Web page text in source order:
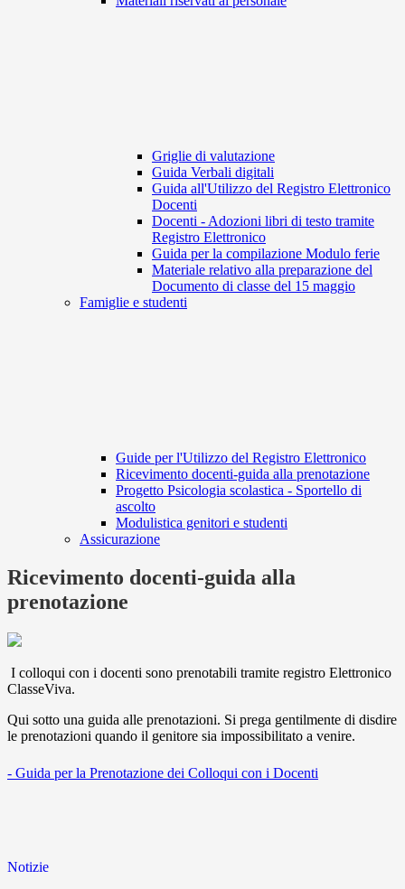
Griglie di valutazione
Guida Verbali digitali
Guida all'Utilizzo del Registro Elettronico
Docenti
Docenti - Adozioni libri di testo tramite
Registro Elettronico
Guida per la compilazione Modulo ferie
Materiale relativo alla preparazione del
Documento di classe del 15 maggio
Famiglie e studenti
Guide per l'Utilizzo del Registro Elettronico
Ricevimento docenti-guida alla prenotazione
Progetto Psicologia scolastica - Sportello di
ascolto
Modulistica genitori e studenti
Assicurazione
Ricevimento docenti-guida alla
prenotazione
I colloqui con i docenti sono prenotabili tramite registro Elettronico
ClasseViva.
Qui sotto una guida alle prenotazioni. Si prega gentilmente di disdire
le prenotazioni quando il genitore sia impossibilitato a venire.
- Guida per la Prenotazione dei Colloqui con i Docenti
Notizie